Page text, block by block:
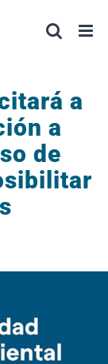
a
a
de